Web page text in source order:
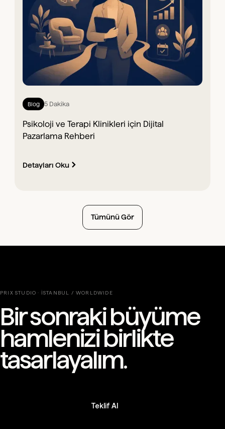
Blog 5 Dakika
Psikoloji ve Terapi Klinikleri için Dijital
Pazarlama Rehberi
Detayları Oku
Tümünü Gör
PRIX STUDIO · İSTANBUL / WORLDWIDE
Bir sonraki büyüme
hamlenizi birlikte
tasarlayalım.
Teklif Al